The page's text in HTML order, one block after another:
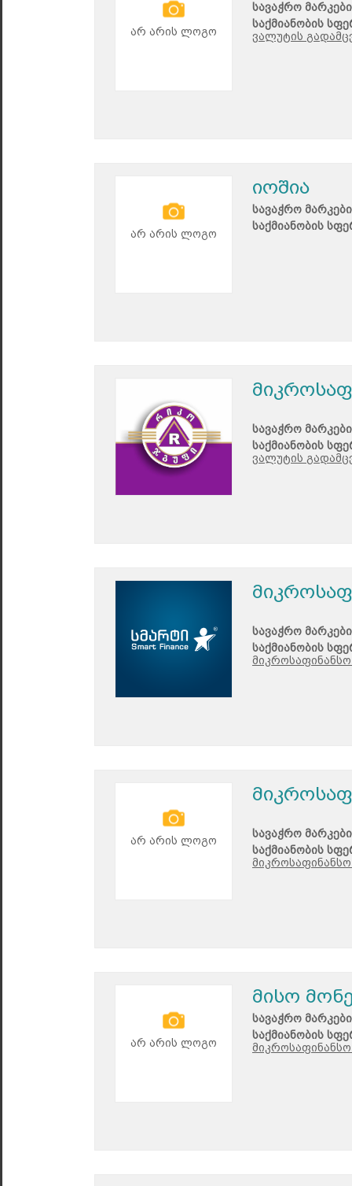
არ არის ლოგო
სავაჭრო
საქმიანობის
ვალუტის
არ არის ლოგო
იოშია
სავაჭრო
საქმიანობის
სავაჭრო
საქმიანობის
ვალუტის
სავაჭრო
საქმიანობის
მიკროსაფინანსო
არ არის ლოგო
სავაჭრო
საქმიანობის
მიკროსაფინანსო
არ არის ლოგო
მისო
სავაჭრო
საქმიანობის
მიკროსაფინანსო